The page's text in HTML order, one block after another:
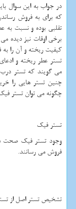
در جواب به این سوال
که برای به فروش
تقلبی بوده و نسبت به
برخی اوقات نیز دیده
کیفیت ریخته و آن را
تستر عطر ریخته و
می گویند که تستر
چنین تستر هایی را
چگونه می توان تستر
تستر فیک
وجود تستر فیک صحت
فروش می رسانند.
تشخیص تستر اصل از